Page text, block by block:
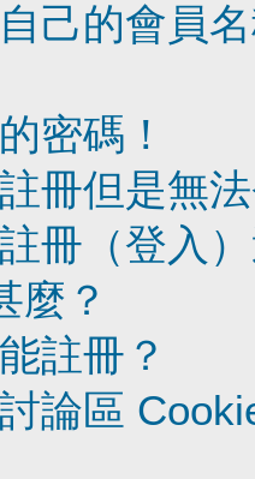
己的會員
密碼！
冊但是無
冊（登入
麼？
註冊？
討論區